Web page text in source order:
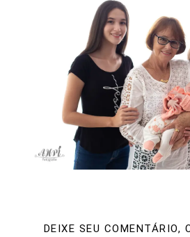
DEIXE SEU COMENTÁRIO,